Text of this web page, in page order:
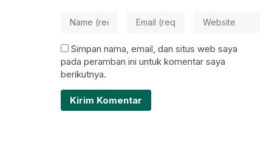
Simpan nama, email, dan situs web saya
pada peramban ini untuk komentar saya
berikutnya.